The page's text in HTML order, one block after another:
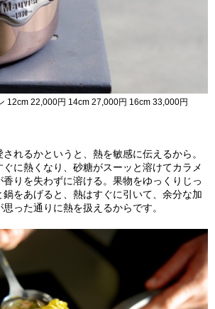
12cm 22,000円 14cm 27,000円 16cm 33,000円
れるかというと、熱を敏感に伝えるから。
に熱くなり、砂糖がスーッと溶けてカラメ
りを失わずに溶ける。果物をゆっくりじっ
鍋をあげると、熱はすぐに引いて、余分な加
った通りに熱を扱えるからです。